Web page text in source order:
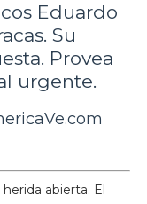
Eduardo
Su
Provea
urgente.
abierta. El